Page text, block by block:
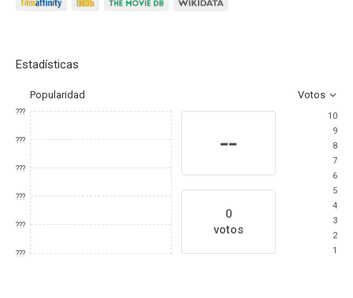
Estadísticas
Popularidad Votos
???
???
???
???
???
???
--
0
votos
10
9
8
7
6
5
4
3
2
1